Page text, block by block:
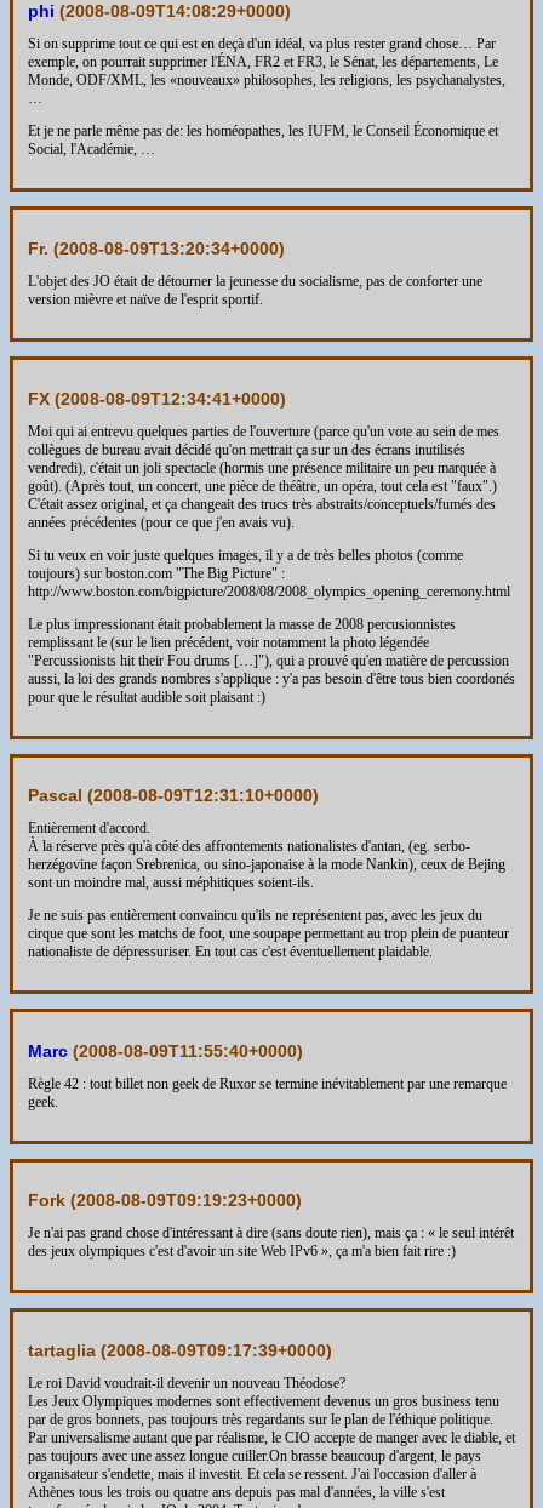
phi (2008-08-09T14:08:29+0000)
Si on supprime tout ce qui est en deçà d'un idéal, va plus rester grand chose… Par
exemple, on pourrait supprimer l'ÉNA, FR2 et FR3, le Sénat, les départements, Le
Monde, ODF/XML, les «nouveaux» philosophes, les religions, les psychanalystes,
…
Et je ne parle même pas de: les homéopathes, les IUFM, le Conseil Économique et
Social, l'Académie, …
Fr. (2008-08-09T13:20:34+0000)
L'objet des JO était de détourner la jeunesse du socialisme, pas de conforter une
version mièvre et naïve de l'esprit sportif.
FX (2008-08-09T12:34:41+0000)
Moi qui ai entrevu quelques parties de l'ouverture (parce qu'un vote au sein de mes
collègues de bureau avait décidé qu'on mettrait ça sur un des écrans inutilisés
vendredi), c'était un joli spectacle (hormis une présence militaire un peu marquée à
goût). (Après tout, un concert, une pièce de théâtre, un opéra, tout cela est "faux".)
C'était assez original, et ça changeait des trucs très abstraits/conceptuels/fumés des
années précédentes (pour ce que j'en avais vu).
Si tu veux en voir juste quelques images, il y a de très belles photos (comme
toujours) sur boston.com "The Big Picture" :
http://www.boston.com/bigpicture/2008/08/2008_olympics_opening_ceremony.html
Le plus impressionant était probablement la masse de 2008 percusionnistes
remplissant le (sur le lien précédent, voir notamment la photo légendée
"Percussionists hit their Fou drums […]"), qui a prouvé qu'en matière de percussion
aussi, la loi des grands nombres s'applique : y'a pas besoin d'être tous bien coordonés
pour que le résultat audible soit plaisant :)
Pascal (2008-08-09T12:31:10+0000)
Entièrement d'accord.
À la réserve près qu'à côté des affrontements nationalistes d'antan, (eg. serbo-
herzégovine façon Srebrenica, ou sino-japonaise à la mode Nankin), ceux de Bejing
sont un moindre mal, aussi méphitiques soient-ils.
Je ne suis pas entièrement convaincu qu'ils ne représentent pas, avec les jeux du
cirque que sont les matchs de foot, une soupape permettant au trop plein de puanteur
nationaliste de dépressuriser. En tout cas c'est éventuellement plaidable.
Marc (2008-08-09T11:55:40+0000)
Règle 42 : tout billet non geek de Ruxor se termine inévitablement par une remarque
geek.
Fork (2008-08-09T09:19:23+0000)
Je n'ai pas grand chose d'intéressant à dire (sans doute rien), mais ça : « le seul intérêt
des jeux olympiques c'est d'avoir un site Web IPv6 », ça m'a bien fait rire :)
tartaglia (2008-08-09T09:17:39+0000)
Le roi David voudrait-il devenir un nouveau Théodose?
Les Jeux Olympiques modernes sont effectivement devenus un gros business tenu
par de gros bonnets, pas toujours très regardants sur le plan de l'éthique politique.
Par universalisme autant que par réalisme, le CIO accepte de manger avec le diable, et
pas toujours avec une assez longue cuiller.On brasse beaucoup d'argent, le pays
organisateur s'endette, mais il investit. Et cela se ressent. J'ai l'occasion d'aller à
Athènes tous les trois ou quatre ans depuis pas mal d'années, la ville s'est